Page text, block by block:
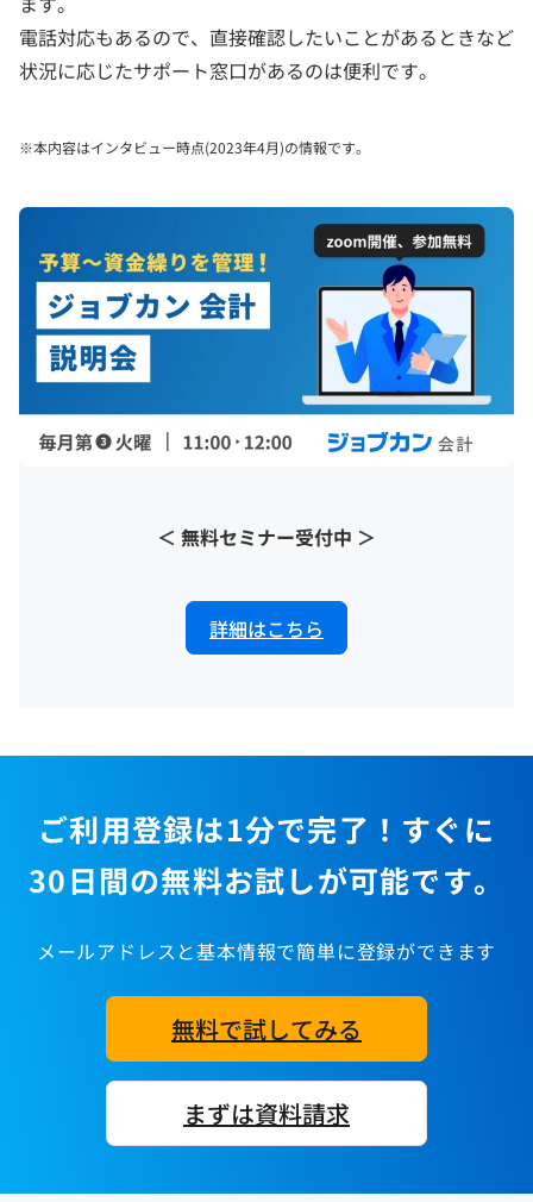
電話対応もあるので、直接確認したいことがあるときなど
状況に応じたサポート窓口があるのは便利です。
※本内容はインタビュー時点(2023年4月)の情報です。
＜ 無料セミナー受付中 ＞
詳細はこちら
ご利用登録は1分で完了！すぐに
30日間の無料お試しが可能です。
メールアドレスと基本情報で簡単に登録ができます
無料で試してみる
まずは資料請求